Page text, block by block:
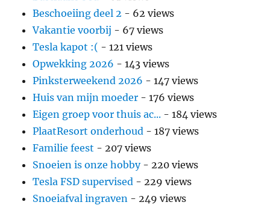
Beschoeiing deel 2 - 62 views
Vakantie voorbij - 67 views
Tesla kapot :( - 121 views
Opwekking 2026 - 143 views
Pinksterweekend 2026 - 147 views
Huis van mijn moeder - 176 views
Eigen groep voor thuis ac... - 184 views
PlaatResort onderhoud - 187 views
Familie feest - 207 views
Snoeien is onze hobby- 220 views
Tesla FSD supervised - 229 views
Snoeiafval ingraven - 249 views